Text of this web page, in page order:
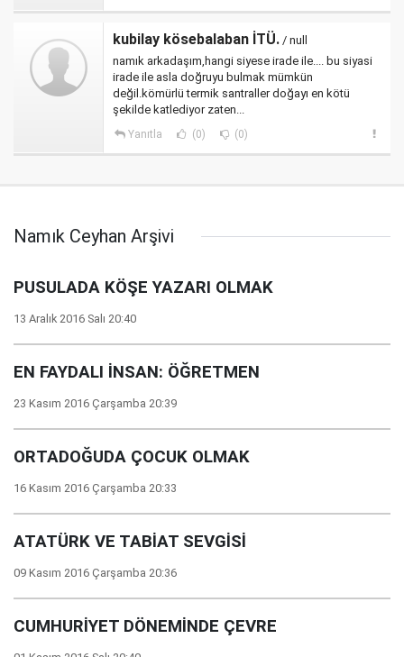
kubilay kösebalaban İTÜ. / null
namık arkadaşım,hangi siyese irade ile.... bu siyasi
irade ile asla doğruyu bulmak mümkün
değil.kömürlü termik santraller doğayı en kötü
şekilde katlediyor zaten...
Yanıtla (0) (0)
Namık Ceyhan Arşivi
PUSULADA KÖŞE YAZARI OLMAK
13 Aralık 2016 Salı 20:40
EN FAYDALI İNSAN: ÖĞRETMEN
23 Kasım 2016 Çarşamba 20:39
ORTADOĞUDA ÇOCUK OLMAK
16 Kasım 2016 Çarşamba 20:33
ATATÜRK VE TABİAT SEVGİSİ
09 Kasım 2016 Çarşamba 20:36
CUMHURİYET DÖNEMİNDE ÇEVRE